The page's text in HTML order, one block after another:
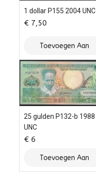
1 dollar P155 2004 UNC
€ 7,50
Toevoegen Aan
Winkelwagen
25 gulden P132-b 1988
UNC
€ 6
Toevoegen Aan
Winkelwagen